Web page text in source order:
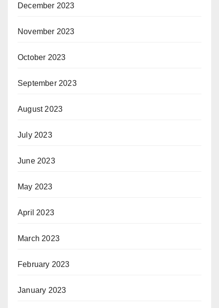
December 2023
November 2023
October 2023
September 2023
August 2023
July 2023
June 2023
May 2023
April 2023
March 2023
February 2023
January 2023